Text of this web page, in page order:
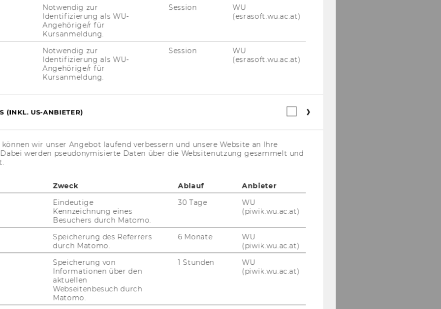
and Fi­nan­ce"
Po­li­ti­cal Eco­no­my,
Trade and Po­li­tics
2023/24
Ge­sell­schaf­ten I: Ent­
of Sci­ence"
Notwendig zur
Identifizierung als WU-
Angehörige/r für
Kursanmeldung.
Session
WU
(esrasoft.wu.ac.at)
Notwendig zur
Identifizierung als WU-
Angehörige/r für
Kursanmeldung.
Session
WU
(esrasoft.wu.ac.at)
(INKL. US-ANBIETER)
Webstatistik
wir unser Angebot laufend verbessern und unsere Website an Ihre
werden pseudonymisierte Daten über die Websitenutzung gesammelt und
Zweck Ablauf
Anbieter
Eindeutige
Kennzeichnung eines
Besuchers durch Matomo.
30 Tage
WU
(piwik.wu.ac.at)
Speicherung des Referrers
durch Matomo.
6 Monate
WU
(piwik.wu.ac.at)
Speicherung von
Informationen über den
aktuellen
Webseitenbesuch durch
Matomo.
1 Stunden
WU
(piwik.wu.ac.at)